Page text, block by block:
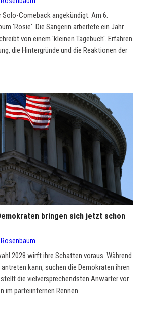
Comeback angekündigt. Am 6.
'Rosie'. Die Sängerin arbeitete ein Jahr
von einem 'kleinen Tagebuch'. Erfahren
die Hintergründe und die Reaktionen der
bringen sich jetzt schon
2028 wirft ihre Schatten voraus. Während
kann, suchen die Demokraten ihren
die vielversprechendsten Anwärter vor
im parteiinternen Rennen.